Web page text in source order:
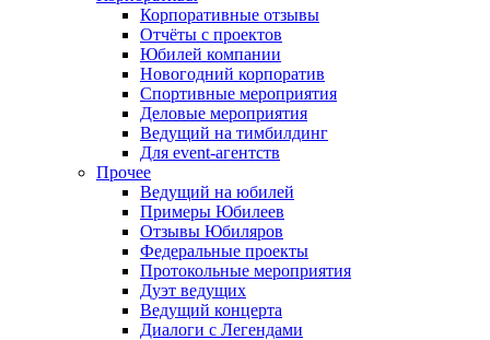
Корпоративные отзывы
Отчёты с проектов
Юбилей компании
Новогодний корпоратив
Спортивные мероприятия
Деловые мероприятия
Ведущий на тимбилдинг
Для event-агентств
Прочее
Ведущий на юбилей
Примеры Юбилеев
Отзывы Юбиляров
Федеральные проекты
Протокольные мероприятия
Дуэт ведущих
Ведущий концерта
Диалоги с Легендами